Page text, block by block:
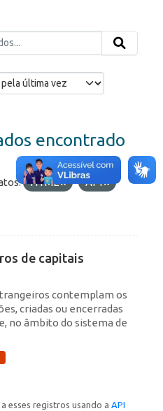
encontrado
HTML API
de capitais
contemplam os
criadas ou encerradas
no âmbito do sistema de
esses registros usando a API